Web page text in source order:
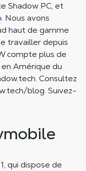
Shadow PC, et
. Nous avons
haut de gamme
travailler depuis
compte plus de
Amérique du
Consultez
blog. Suivez-
qui dispose de